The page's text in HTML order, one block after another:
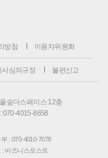
방침 이용자위원회
사심의규정 불편신고
숲더스페이스 12층
070-4015-8658
: 070-4010-7078
: 비즈니스포스트